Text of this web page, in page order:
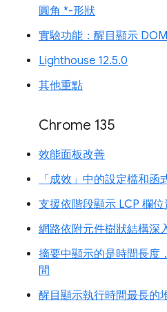
圓角 *-形狀
實驗功能：醒目顯示
Lighthouse 12.5.0
其他重點
Chrome 135
效能面板改善
「成效」中的設定檔和
支援依階段顯示 LCP 欄
網路依附元件樹狀結構深
摘要中顯示的是時間長度
間
醒目顯示執行時間最長的